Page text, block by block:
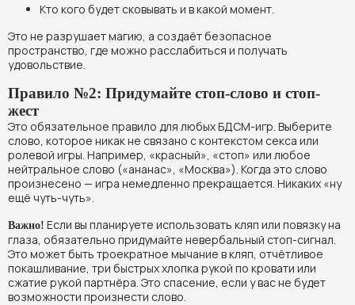
Кто кого будет сковывать и в какой момент.
Это не разрушает магию, а создаёт безопасное
пространство, где можно расслабиться и получать
удовольствие.
Правило №2: Придумайте стоп-слово и стоп-
жест
Это обязательное правило для любых БДСМ-игр. Выберите
слово, которое никак не связано с контекстом секса или
ролевой игры. Например, «красный», «стоп» или любое
нейтральное слово («ананас», «Москва»). Когда это слово
произнесено — игра немедленно прекращается. Никаких «ну
ещё чуть-чуть».
Важно! Если вы планируете использовать кляп или повязку на
глаза, обязательно придумайте невербальный стоп-сигнал.
Это может быть троекратное мычание в кляп, отчётливое
покашливание, три быстрых хлопка рукой по кровати или
сжатие рукой партнёра. Это спасение, если у вас не будет
возможности произнести слово.